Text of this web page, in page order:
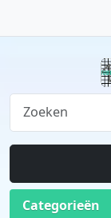
Categorieën